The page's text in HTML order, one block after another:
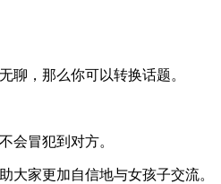
聊，那么你可以转换话题。
会冒犯到对方。
大家更加自信地与女孩子交流。